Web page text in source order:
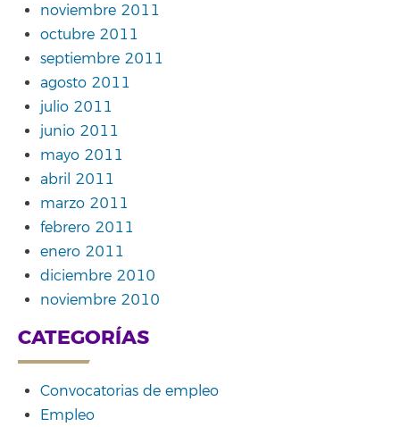
noviembre 2011
octubre 2011
septiembre 2011
agosto 2011
julio 2011
junio 2011
mayo 2011
abril 2011
marzo 2011
febrero 2011
enero 2011
diciembre 2010
noviembre 2010
CATEGORÍAS
Convocatorias de empleo
Empleo